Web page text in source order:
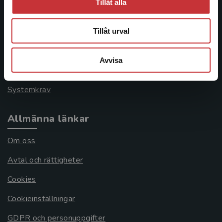
Tillåt alla
Tillåt urval
Avvisa
Kontakta kundservice
Frågor och svar
Köpvillkor
Systemkrav
Allmänna länkar
Om oss
Avtal och rättigheter
Cookies
Cookieinställningar
GDPR och personuppgifter